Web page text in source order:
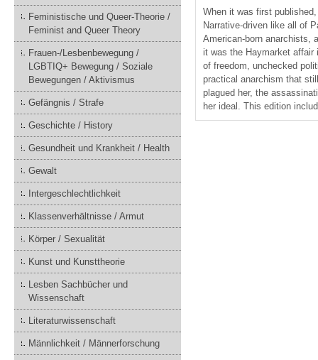
Feministische und Queer-Theorie /
Feminist and Queer Theory
Frauen-/Lesbenbewegung /
LGBTIQ+ Bewegung / Soziale
Bewegungen / Aktivismus
Gefängnis / Strafe
Geschichte / History
Gesundheit und Krankheit / Health
Gewalt
Intergeschlechtlichkeit
Klassenverhältnisse / Armut
Körper / Sexualität
Kunst und Kunsttheorie
Lesben Sachbücher und
Wissenschaft
Literaturwissenschaft
Männlichkeit / Männerforschung
When it was first
Narrative-driven like all of
American-born anarchists,
it was the Haymarket affair
of freedom, unchecked
practical anarchism that
plagued her, the
her ideal. This edition